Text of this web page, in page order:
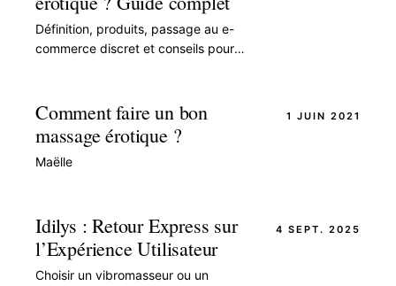
Définition, produits, passage au e-
commerce discret et conseils pour
débute et qu'on.
Comment faire un bon
massage érotique ?
Maëlle
1 JUIN 2021
Idilys : Retour Express sur
l’Expérience Utilisateur
Choisir un vibromasseur ou un
4 SEPT. 2025